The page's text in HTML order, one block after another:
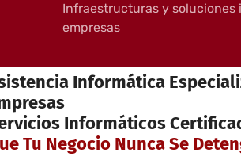
Infraestructuras y soluciones
empresas
Informática
Informáticos
Tu Negocio Nunca Se